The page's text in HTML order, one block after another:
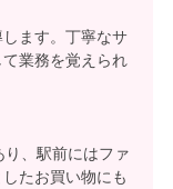
ます。丁寧なサ
業務を覚えられ
、駅前にはファ
たお買い物にも